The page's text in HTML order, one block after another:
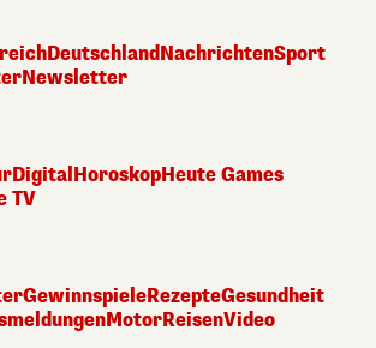
DeutschlandNachrichtenSport
Newsletter
Digital HoroskopHeute Games
TV
GewinnspieleRezepteGesundheit
MotorReisenVideo